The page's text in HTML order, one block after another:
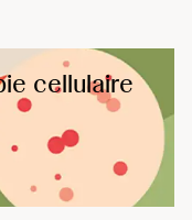
cellulaire